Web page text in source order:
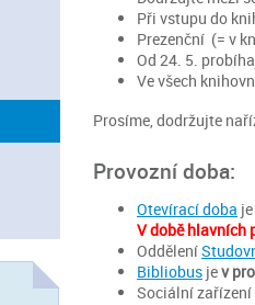
Při vstupu do
Prezenční (= v
Od 24. 5.
Ve všech
Prosíme, dodržujte
Provozní doba:
Otevírací doba
V době hlavních
Oddělení
Bibliobus jev
Sociální